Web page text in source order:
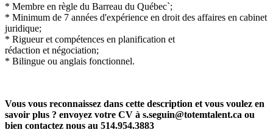
* Membre en règle du Barreau du Québec`;
* Minimum de 7 années d'expérience en droit des affaires en cabinet
juridique;
* Rigueur et compétences en planification et
rédaction et négociation;
* Bilingue ou anglais fonctionnel.
Vous vous reconnaissez dans cette description et vous voulez en
savoir plus ? envoyez votre CV à s.seguin@totemtalent.ca ou
bien contactez nous au 514.954.3883